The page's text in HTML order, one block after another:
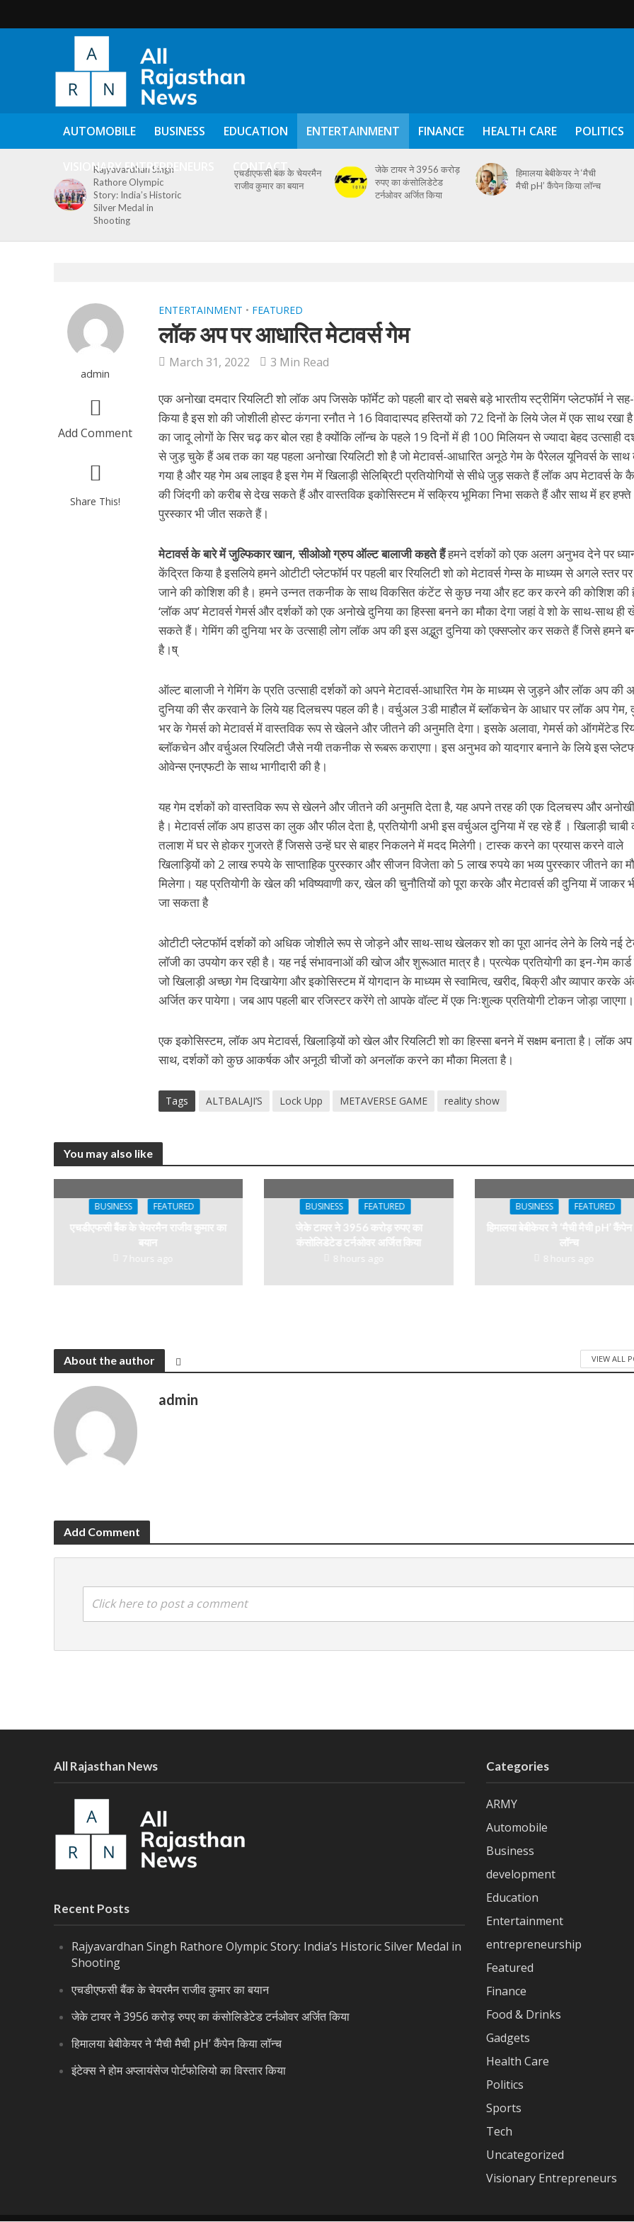
AUTOMOBILE BUSINESS EDUCATION ENTERTAINMENT FINANCE HEALTH CARE POLITICS
VISIONARY ENTREPRENEURS CONTACT
Rajyavardhan Singh
Rathore Olympic
Story: India’s Historic
Silver Medal in
Shooting
एचडीएफसी बैंक के चेयरमैन
राजीव कुमार का बयान
जेके टायर ने 3956 करोड़
रुपए का कंसोलिडेटेड
टर्नओवर अर्जित किया
हिमालया बेबीकेयर ने ‘मैची
मैची pH’ कैंपेन किया लॉन्च
admin
Add Comment
Share This!
ENTERTAINMENT • FEATURED
लॉक अप पर आधारित मेटावर्स गेम
March 31, 2022 3 Min Read
एक अनोखा दमदार रियलिटी शो लॉक अप जिसके फॉर्मेट को पहली बार दो सबसे बड़े भारतीय स्ट्रीमिंग प्लेटफॉर्म ने सह-
किया है इस शो की जोशीली होस्ट कंगना रनौत ने 16 विवादास्पद हस्तियों को 72 दिनों के लिये जेल में एक साथ रखा
का जादू लोगों के सिर चढ़ कर बोल रहा है क्योंकि लॉन्च के पहले 19 दिनों में ही 100 मिलियन से ज्यादा बेहद उत्साही
से जुड़ चुके हैं अब तक का यह पहला अनोखा रियलिटी शो है जो मेटावर्स-आधारित अनूठे गेम के पैरेलल यूनिवर्स के साथ
गया है और यह गेम अब लाइव है इस गेम में खिलाड़ी सेलिब्रिटी प्रतियोगियों से सीधे जुड़ सकते हैं लॉक अप मेटावर्स के
की जिंदगी को करीब से देख सकते हैं और वास्तविक इकोसिस्टम में सक्रिय भूमिका निभा सकते हैं और साथ में हर हफ्ते
पुरस्कार भी जीत सकते हैं।
मेटावर्स के बारे में जुल्फिकार खान, सीओओ ग्रुप ऑल्ट बालाजी कहते हैंहमने दर्शकों को एक अलग अनुभव देने पर
केंद्रित किया है इसलिये हमने ओटीटी प्लेटफॉर्म पर पहली बार रियलिटी शो को मेटावर्स गेम्स के माध्यम से अगले स्तर
जाने की कोशिश की है। हमने उन्नत तकनीक के साथ विकसित कंटेंट से कुछ नया और हट कर करने की कोशिश की
‘लॉक अप’ मेटावर्स गेमर्स और दर्शकों को एक अनोखे दुनिया का हिस्सा बनने का मौका देगा जहां वे शो के साथ-साथ ही
सकते हैं। गेमिंग की दुनिया भर के उत्साही लोग लॉक अप की इस अद्भुत दुनिया को एक्सप्लोर कर सकते हैं जिसे हमने
है।ष्
ऑल्ट बालाजी ने गेमिंग के प्रति उत्साही दर्शकों को अपने मेटावर्स-आधारित गेम के माध्यम से जुड़ने और लॉक अप की
दुनिया की सैर करवाने के लिये यह दिलचस्प पहल की है। वर्चुअल 3डी माहौल में ब्लॉकचेन के आधार पर लॉक अप गेम,
भर के गेमर्स को मेटावर्स में वास्तविक रूप से खेलने और जीतने की अनुमति देगा। इसके अलावा, गेमर्स को ऑगमेंटेड
ब्लॉकचेन और वर्चुअल रियलिटी जैसे नयी तकनीक से रूबरू कराएगा। इस अनुभव को यादगार बनाने के लिये इस
ओवेन्स एनएफटी के साथ भागीदारी की है।
यह गेम दर्शकों को वास्तविक रूप से खेलने और जीतने की अनुमति देता है, यह अपने तरह की एक दिलचस्प और
है। मेटावर्स लॉक अप हाउस का लुक और फील देता है, प्रतियोगी अभी इस वर्चुअल दुनिया में रह रहे हैं । खिलाड़ी चाबी
तलाश में घर से होकर गुजरते हैं जिससे उन्हें घर से बाहर निकलने में मदद मिलेगी। टास्क करने का प्रयास करने वाले
खिलाड़ियों को 2 लाख रुपये के साप्ताहिक पुरस्कार और सीजन विजेता को 5 लाख रुपये का भव्य पुरस्कार जीतने का
मिलेगा। यह प्रतियोगी के खेल की भविष्यवाणी कर, खेल की चुनौतियों को पूरा करके और मेटावर्स की दुनिया में जाकर
जा सकता है
ओटीटी प्लेटफॉर्म दर्शकों को अधिक जोशीले रूप से जोड़ने और साथ-साथ खेलकर शो का पूरा आनंद लेने के लिये नई
लॉजी का उपयोग कर रही है। यह नई संभावनाओं की खोज और शुरूआत मात्र है। प्रत्येक प्रतियोगी का इन-गेम कार्ड
जो खिलाड़ी अच्छा गेम दिखायेगा और इकोसिस्टम में योगदान के माध्यम से स्वामित्व, खरीद, बिक्री और व्यापार करके
अर्जित कर पायेगा। जब आप पहली बार रजिस्टर करेंगे तो आपके वॉल्ट में एक निःशुल्क प्रतियोगी टोकन जोड़ा जाएगा।
एक इकोसिस्टम, लॉक अप मेटावर्स, खिलाड़ियों को खेल और रियलिटी शो का हिस्सा बनने में सक्षम बनाता है। लॉक
साथ, दर्शकों को कुछ आकर्षक और अनूठी चीजों को अनलॉक करने का मौका मिलता है।
Tags ALTBALAJI’S Lock Upp METAVERSE GAME reality show
You may also like
BUSINESS FEATURED
एचडीएफसी बैंक के चेयरमैन राजीव कुमार का
बयान
7 hours ago
BUSINESS FEATURED
जेके टायर ने 3956 करोड़ रुपए का
कंसोलिडेटेड टर्नओवर अर्जित किया
8 hours ago
BUSINESS FEATURED
हिमालया बेबीकेयर ने ‘मैची मैची pH’ कैंपेन
लॉन्च
8 hours ago
About the author VIEW ALL
admin
Add Comment
Click here to post a comment
All Rajasthan News
Recent Posts
Rajyavardhan Singh Rathore Olympic Story: India’s Historic Silver Medal in
Shooting
एचडीएफसी बैंक के चेयरमैन राजीव कुमार का बयान
जेके टायर ने 3956 करोड़ रुपए का कंसोलिडेटेड टर्नओवर अर्जित किया
हिमालया बेबीकेयर ने ‘मैची मैची pH’ कैंपेन किया लॉन्च
इंटेक्स ने होम अप्लायंसेज पोर्टफोलियो का विस्तार किया
Categories
ARMY
Automobile
Business
development
Education
Entertainment
entrepreneurship
Featured
Finance
Food & Drinks
Gadgets
Health Care
Politics
Sports
Tech
Uncategorized
Visionary Entrepreneurs